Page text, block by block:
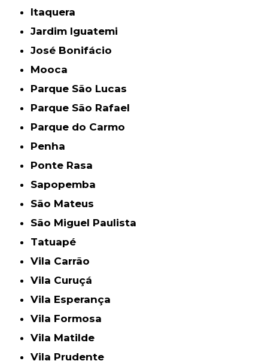
Itaquera
Jardim Iguatemi
José Bonifácio
Mooca
Parque São Lucas
Parque São Rafael
Parque do Carmo
Penha
Ponte Rasa
Sapopemba
São Mateus
São Miguel Paulista
Tatuapé
Vila Carrão
Vila Curuçá
Vila Esperança
Vila Formosa
Vila Matilde
Vila Prudente